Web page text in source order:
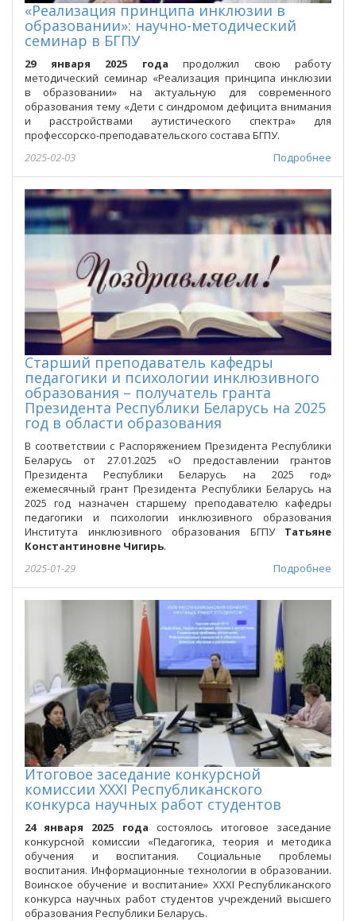
«Реализация принципа инклюзии в
образовании»: научно-методический
семинар в БГПУ
29 января 2025 года продолжил свою работу
методический семинар «Реализация принципа инклюзии
в образовании» на актуальную для современного
образования тему «Дети с синдромом дефицита внимания
и расстройствами аутистического спектра» для
профессорско-преподавательского состава БГПУ.
Подробнее
2025-02-03
Старший преподаватель кафедры
педагогики и психологии инклюзивного
образования – получатель гранта
Президента Республики Беларусь на 2025
год в области образования
В соответствии с Распоряжением Президента Республики
Беларусь от 27.01.2025 «О предоставлении грантов
Президента Республики Беларусь на 2025 год»
ежемесячный грант Президента Республики Беларусь на
2025 год назначен старшему преподавателю кафедры
педагогики и психологии инклюзивного образования
Института инклюзивного образования БГПУТатьяне
Константиновне Чигирь.
Подробнее
2025-01-29
Итоговое заседание конкурсной
комиссии XXXI Республиканского
конкурса научных работ студентов
24 января 2025 года состоялось итоговое заседание
конкурсной комиссии «Педагогика, теория и методика
обучения и воспитания. Социальные проблемы
воспитания. Информационные технологии в образовании.
Воинское обучение и воспитание» XXXI Республиканского
конкурса научных работ студентов учреждений высшего
образования Республики Беларусь.